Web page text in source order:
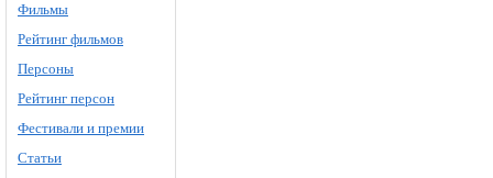
Фильмы
Рейтинг фильмов
Персоны
Рейтинг персон
Фестивали и премии
Статьи